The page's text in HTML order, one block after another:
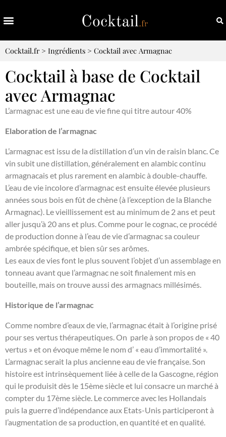
Cocktail.fr> Ingrédients > Cocktail avec Armagnac
Cocktail à base de Cocktail
avec Armagnac
L’armagnac est une eau de vie fine qui titre autour 40%
Elaboration de l’armagnac
L’armagnac est issu de la distillation d’un vin de raisin blanc. Ce
vin subit une distillation, généralement en alambic continu
armagnacais et plus rarement en alambic à double-chauffe.
L’eau de vie incolore d’armagnac est ensuite élevée plusieurs
années sous bois en fût de chène (à l’exception de la Blanche
Armagnac). Le vieillissement est au minimum de 2 ans et peut
aller jusqu’à 20 ans et plus. Comme pour le cognac, ce procédé
de production donne à l’eau de vie d’armagnac sa couleur
ambrée spécifique, et bien sûr ses arômes.
Les eaux de vies font le plus souvent l’objet d’un assemblage en
tonneau avant que l’armagnac ne soit finalement mis en
bouteille, mais on trouve aussi des armagnacs millésimés.
Historique de l’armagnac
Comme nombre d’eaux de vie, l’armagnac était à l’origine prisé
pour ses vertus thérapeutiques. On parle à son propos de « 40
vertus » et on évoque même le nom d’ « eau d’immortalité ».
L’armagnac serait la plus ancienne eau de vie française. Son
histoire est intrinsèquement liée à celle de la Gascogne, région
qui le produisit dès le 15ème siècle et lui consacre un marché à
compter du 17ème siècle. Le commerce avec les Hollandais
puis la guerre d’indépendance aux Etats-Unis participeront à
l’augmentation de sa production, en quantité et en qualité.